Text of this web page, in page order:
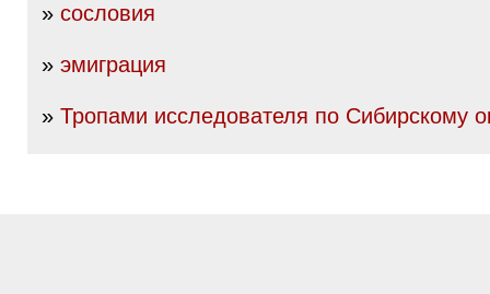
» сословия
» эмиграция
» Тропами исследователя по Сибирскому